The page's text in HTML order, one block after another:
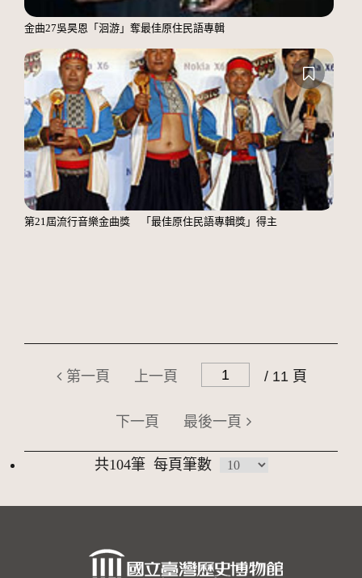
金曲27吳昊恩「洄游」奪最佳原住民語專輯
第21屆流行音樂金曲獎 「最佳原住民語專輯獎」得主
第一頁 上一頁 / 11 頁
下一頁 最後一頁
共104筆 每頁筆數